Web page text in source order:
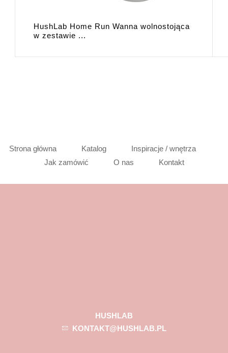
HushLab Home Run Wanna wolnostojąca
w zestawie ...
Strona główna Katalog
Inspiracje / wnętrza
Jak zamówić
O nas Kontakt
HUSHLAB
KONTAKT@HUSHLAB.PL